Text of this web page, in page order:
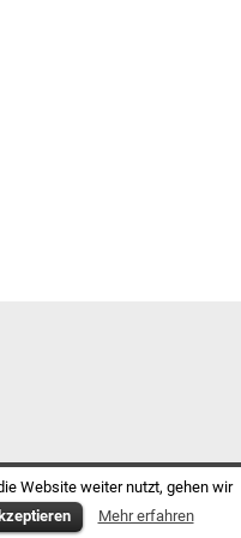
Website weiter nutzt, gehen wir
Mehr erfahren